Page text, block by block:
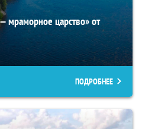
мраморное царство» от
ПОДРОБНЕЕ